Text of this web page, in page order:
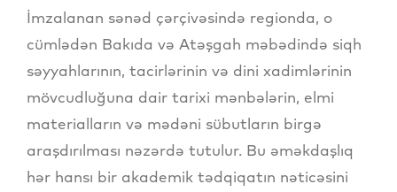
İmzalanan sənəd çərçivəsində regionda, o
cümlədən Bakıda və Atəşgah məbədində siqh
səyyahlarının, tacirlərinin və dini xadimlərinin
mövcudluğuna dair tarixi mənbələrin, elmi
materialların və mədəni sübutların birgə
araşdırılması nəzərdə tutulur. Bu əməkdaşlıq
hər hansı bir akademik tədqiqatın nəticəsini